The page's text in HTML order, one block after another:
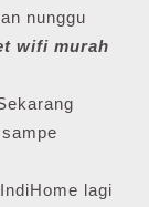
nunggu
wifi murah
lagi